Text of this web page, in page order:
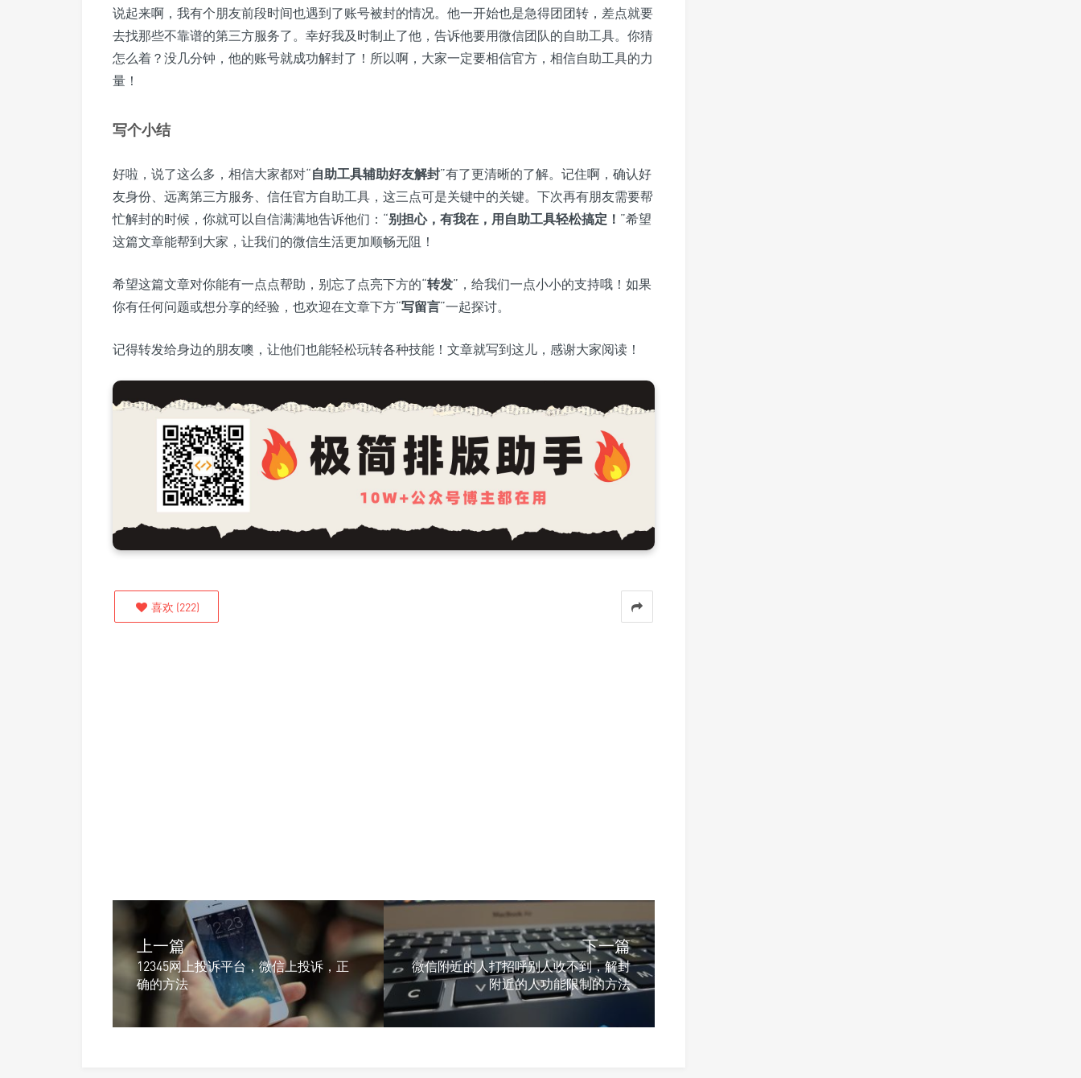
说起来啊，我有个朋友前段时间也遇到了账号被封的情况。他一开始也是急得团团转，差点就要
去找那些不靠谱的第三方服务了。幸好我及时制止了他，告诉他要用微信团队的自助工具。你猜
怎么着？没几分钟，他的账号就成功解封了！所以啊，大家一定要相信官方，相信自助工具的力
量！
写个小结
好啦，说了这么多，相信大家都对“自助工具辅助好友解封”有了更清晰的了解。记住啊，确认好
友身份、远离第三方服务、信任官方自助工具，这三点可是关键中的关键。下次再有朋友需要帮
忙解封的时候，你就可以自信满满地告诉他们：“别担心，有我在，用自助工具轻松搞定！ ”希望
这篇文章能帮到大家，让我们的微信生活更加顺畅无阻！
希望这篇文章对你能有一点点帮助，别忘了点亮下方的“转发”，给我们一点小小的支持哦！如果
你有任何问题或想分享的经验，也欢迎在文章下方“写留言”一起探讨。
记得转发给身边的朋友噢，让他们也能轻松玩转各种技能！文章就写到这儿，感谢大家阅读！
喜欢 (222)
上一篇
12345网上投诉平台，微信上投诉，正
确的方法
下一篇
微信附近的人打招呼别人收不到，解封
附近的人功能限制的方法